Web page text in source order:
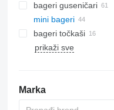
bageri guseničari
mini bageri
bageri točkaši
prikaži sve
Marka